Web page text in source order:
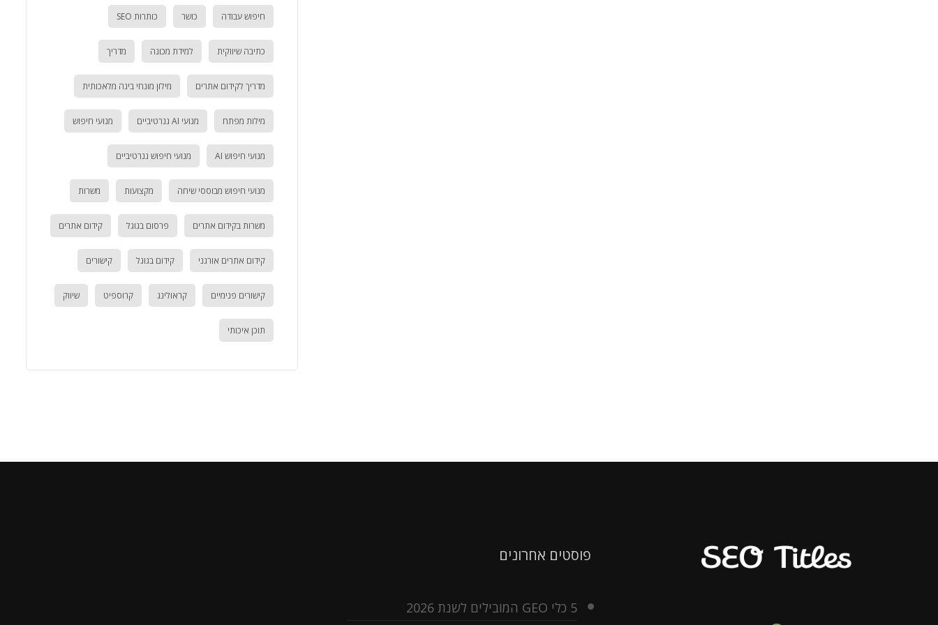
חיפוש עבודה כושר כותרות SEO
כתיבה שיווקית למידת מכונה מדריך
מדריך לקידום אתרים מילון מונחי בינה מלאכותית
מילות מפתח מנועי AI גנרטיביים מנועי חיפוש
מנועי חיפוש AI מנועי חיפוש גנרטיביים
מנועי חיפוש מבוססי שיחה מקצועות משרות
משרות בקידום אתרים פרסום בגוגל קידום אתרים
קידום אתרים אורגני קידום בגוגל קישורים
קישורים פנימיים קראולינג קרוספיט שיווק
תוכן איכותי
פוסטים אחרונים
5 כלי GEO המובילים לשנת 2026